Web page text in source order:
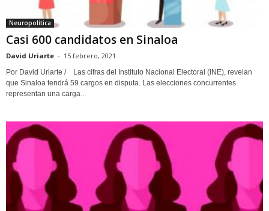
Neuropolítica
Casi 600 candidatos en Sinaloa
David Uriarte - 15 febrero, 2021
Por David Uriarte / Las cifras del Instituto Nacional Electoral (INE), revelan
que Sinaloa tendrá 59 cargos en disputa. Las elecciones concurrentes
representan una carga...